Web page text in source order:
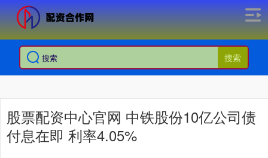
搜索
股票配资中心官网 中铁股份10亿公司债
付息在即 利率4.05%